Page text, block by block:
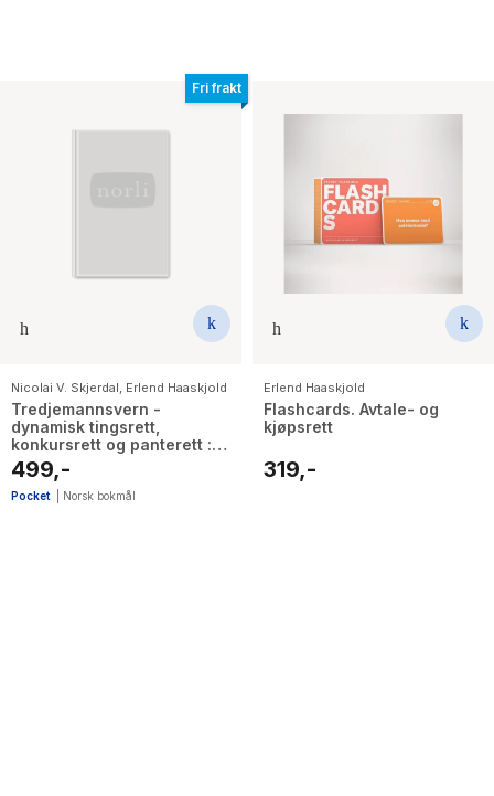
Fri frakt
Nicolai V. Skjerdal, Erlend Haaskjold
Tredjemannsvern -
dynamisk tingsrett,
konkursrett og panterett :
oppgavesamling med
veiledninger. 5. utgave
499,-
Pocket Norsk bokmål
Erlend Haaskjold
Flashcards. Avtale- og
kjøpsrett
319,-